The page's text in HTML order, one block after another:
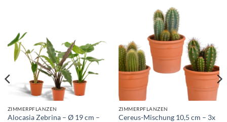
ZIMMERPFLANZEN
Alocasia Zebrina – Ø 19 cm –
ZIMMERPFLANZEN
Cereus-Mischung 10,5 cm – 3x